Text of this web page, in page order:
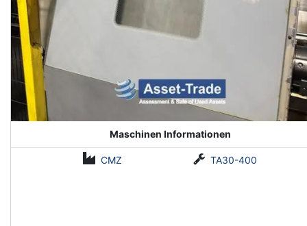
Maschinen Informationen
CMZ TA30-400